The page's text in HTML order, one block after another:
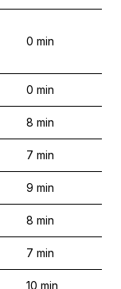
0 min
0 min
8 min
7 min
9 min
8 min
7 min
10 min